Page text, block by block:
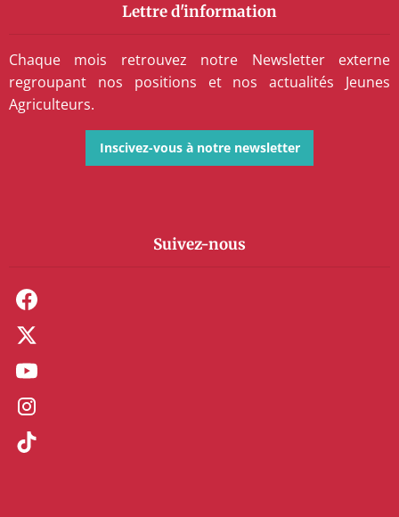
Lettre d'information
Chaque mois retrouvez notre Newsletter externe
regroupant nos positions et nos actualités Jeunes
Agriculteurs.
Inscivez-vous à notre newsletter
Suivez-nous